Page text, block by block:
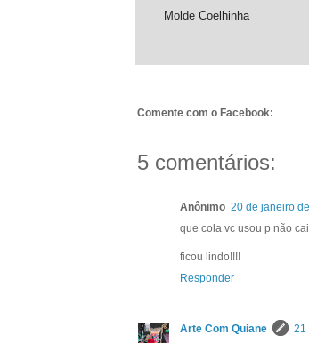
Molde Coelhinha
Comente com o Facebook:
5 comentários:
Anônimo 20 de janeiro
que cola vc usou p não
ficou lindo!!!!
Responder
Arte Com Quiane
21